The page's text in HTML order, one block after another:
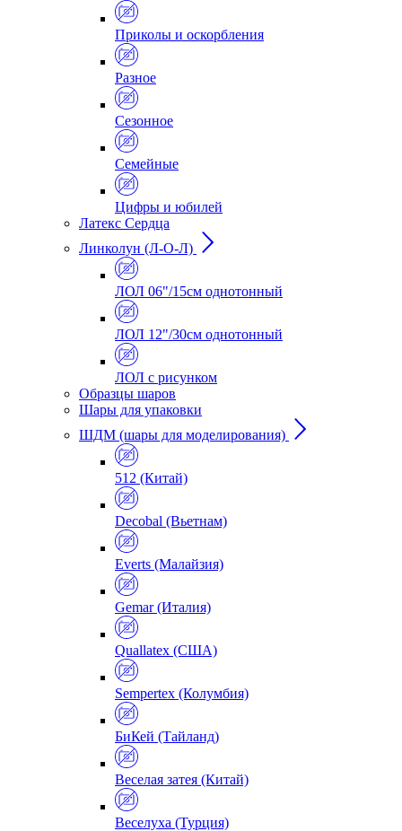
Приколы и оскорбления
Разное
Сезонное
Семейные
Цифры и юбилей
Латекс Сердца
Линколун (Л-О-Л)
ЛОЛ 06"/15см однотонный
ЛОЛ 12"/30см однотонный
ЛОЛ с рисунком
Образцы шаров
Шары для упаковки
ШДМ (шары для моделирования)
512 (Китай)
Decobal (Вьетнам)
Everts (Малайзия)
Gemar (Италия)
Quallatex (США)
Sempertex (Колумбия)
БиКей (Тайланд)
Веселая затея (Китай)
Веселуха (Турция)